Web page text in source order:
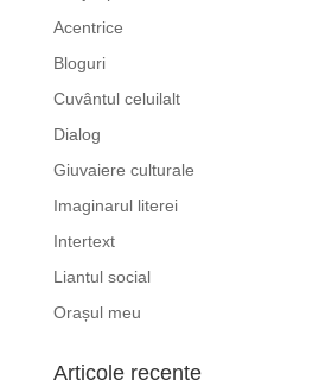
Acentrice
Bloguri
Cuvântul celuilalt
Dialog
Giuvaiere culturale
Imaginarul literei
Intertext
Liantul social
Orașul meu
Articole recente